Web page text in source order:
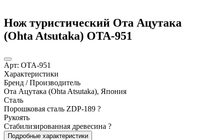
Нож туристический Ота Ацутака
(Ohta Atsutaka) OTA-951
Арт: OTA-951
Характеристики
Бренд / Производитель
Ота Ацутака (Ohta Atsutaka), Япония
Сталь
Порошковая сталь ZDP-189 ?
Рукоять
Стабилизированная древесина ?
Подробные характеристики